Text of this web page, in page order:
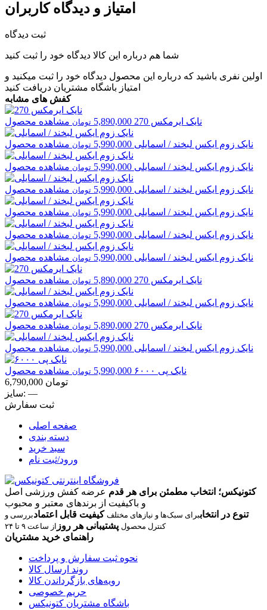
امتیاز و دیدگاه کاربران
ثبت دیدگاه
شما هم درباره این کالا دیدگاه خود را ثبت کنید
اولین نفری باشید که درباره این محصول دیدگاه خود را ثبت میکنید و
امتیاز باشگاه مشتریان دریافت کنید
کفش های مشابه
نایک ایرمکس 270 5,890,000 تومان مشاهده محصول
نایک زوم ایکس لبخند / اسمایلی 5,990,000 تومان مشاهده محصول
نایک زوم ایکس لبخند / اسمایلی 5,990,000 تومان مشاهده محصول
نایک زوم ایکس لبخند / اسمایلی 5,990,000 تومان مشاهده محصول
نایک زوم ایکس لبخند / اسمایلی 5,990,000 تومان مشاهده محصول
نایک زوم ایکس لبخند / اسمایلی 5,990,000 تومان مشاهده محصول
نایک زوم ایکس لبخند / اسمایلی 5,990,000 تومان مشاهده محصول
نایک ایرمکس 270 5,890,000 تومان مشاهده محصول
نایک زوم ایکس لبخند / اسمایلی 5,990,000 تومان مشاهده محصول
نایک ایرمکس 270 5,890,000 تومان مشاهده محصول
نایک زوم ایکس لبخند / اسمایلی 5,990,000 تومان مشاهده محصول
نایک پی ۶۰۰۰ 5,990,000 تومان مشاهده محصول
6,790,000 تومان
سایز: —
ثبت سفارش
صفحه اصلی
دسته بندی
سبد خرید
ورود/ثبت نام
کتونیکس؛ انتخاب مطمئن برای هر قدم عرضه کفش ورزشی اصل
و باکیفیت از برندهای معتبر و محبوب
تنوع در انتخاببرای سبک‌ها و نیازهای مختلف کیفیت قابل اعتمادبررسی و
کنترل محصول پشتیبانی هر روز از ساعت ۹ تا ۲۴
راهنمای خرید مشتریان
نحوه ثبت سفارش و پرداخت
روند ارسال کالا
رویه‌های بازگرداندن کالا
حریم خصوصی
باشگاه مشتریان کتونیکس